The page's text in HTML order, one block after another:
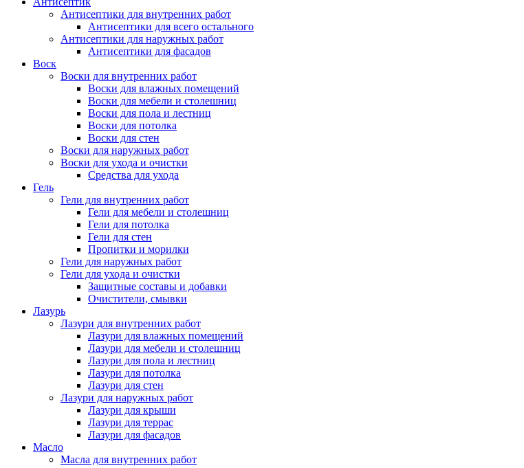
Антисептики для внутренних работ
Антисептики для всего остального
Антисептики для наружных работ
Антисептики для фасадов
Воск
Воски для внутренних работ
Воски для влажных помещений
Воски для мебели и столешниц
Воски для пола и лестниц
Воски для потолка
Воски для стен
Воски для наружных работ
Воски для ухода и очистки
Средства для ухода
Гель
Гели для внутренних работ
Гели для мебели и столешниц
Гели для потолка
Гели для стен
Пропитки и морилки
Гели для наружных работ
Гели для ухода и очистки
Защитные составы и добавки
Очистители, смывки
Лазурь
Лазури для внутренних работ
Лазури для влажных помещений
Лазури для мебели и столешниц
Лазури для пола и лестниц
Лазури для потолка
Лазури для стен
Лазури для наружных работ
Лазури для крыши
Лазури для террас
Лазури для фасадов
Масло
Масла для внутренних работ